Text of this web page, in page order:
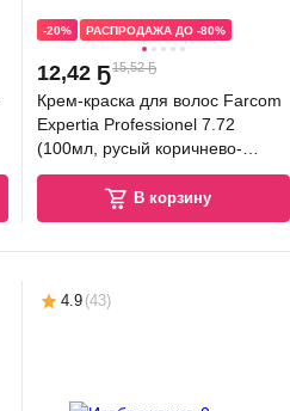
-20% РАСПРОДАЖА ДО -80%
12,42 Ҕ15,52 Ҕ
Крем-краска для волос Farcom
Expertia Professionel 7.72
(100мл, русый коричнево-
фиолетовый)
В корзину
4.9 (43)